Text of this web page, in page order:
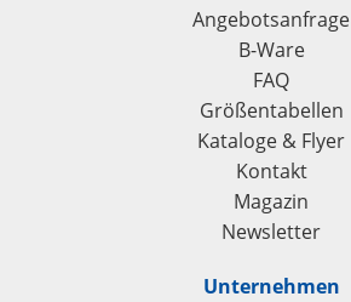
Angebotsanfrage
B-Ware
FAQ
Größentabellen
Kataloge & Flyer
Kontakt
Magazin
Newsletter
Unternehmen